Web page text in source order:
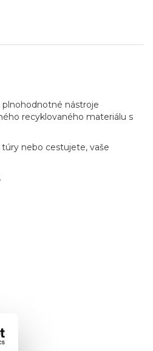
nástroje
recyklovaného materiálu s
nebo cestujete, vaše